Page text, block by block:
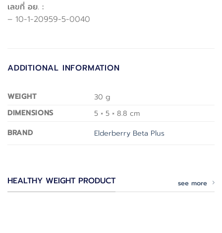
เลขที่ อย. :
– 10-1-20959-5-0040
ADDITIONAL INFORMATION
WEIGHT
30 g
DIMENSIONS
5 × 5 × 8.8 cm
BRAND
Elderberry Beta Plus
HEALTHY WEIGHT PRODUCT see more